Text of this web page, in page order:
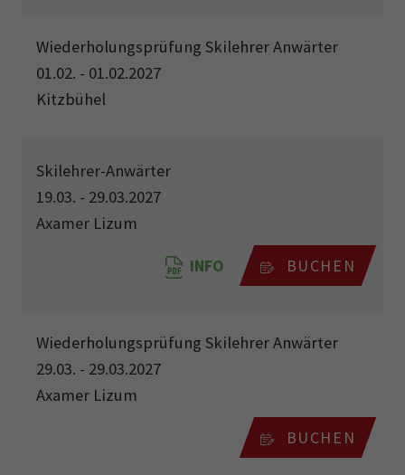
Wiederholungsprüfung Skilehrer Anwärter
01.02. - 01.02.2027
Kitzbühel
Skilehrer-Anwärter
19.03. - 29.03.2027
Axamer Lizum
INFO BUCHEN
Wiederholungsprüfung Skilehrer Anwärter
29.03. - 29.03.2027
Axamer Lizum
BUCHEN